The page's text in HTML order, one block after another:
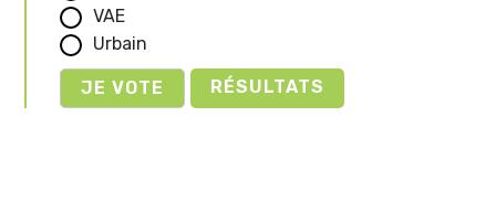
VAE
Urbain
RÉSULTATS